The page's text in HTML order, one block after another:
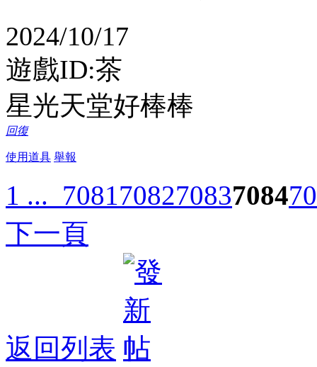
2024/10/17
遊戲ID:茶
星光天堂好棒棒
回復
使用道具 舉報
1 ... 7081708270837084
下一頁
返回列表